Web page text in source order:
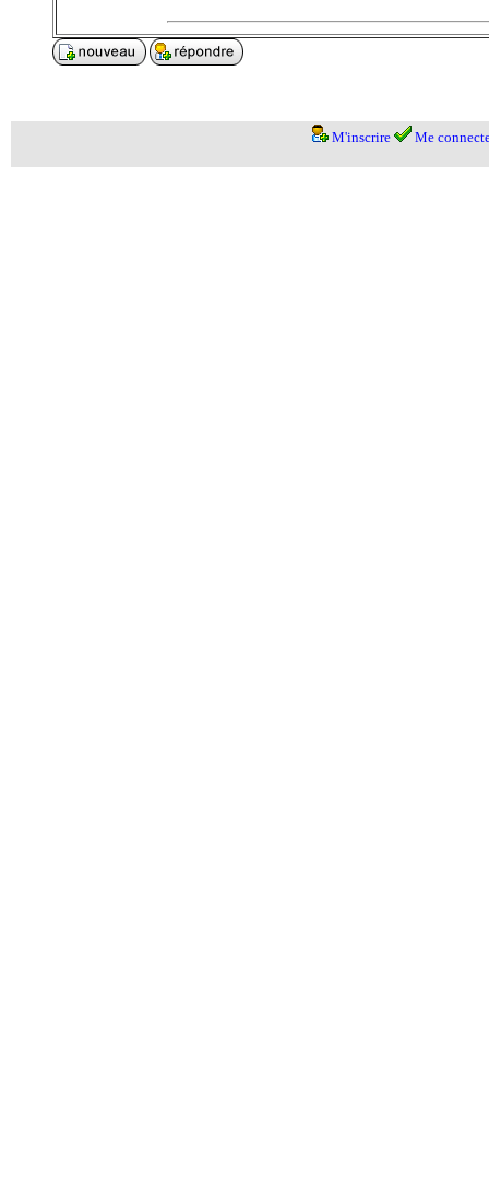
M'inscrire Me